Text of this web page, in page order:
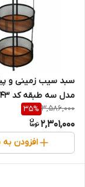
سبد سیب زمینی و
مدل سه طبقه کد 40143
3,586,000
35%
2,301,000
افزودن